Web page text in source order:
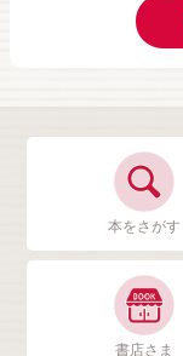
本をさがす
書店さま